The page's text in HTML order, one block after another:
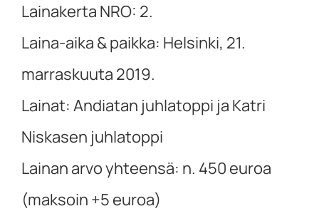
Lainakerta NRO: 2.
Laina-aika & paikka: Helsinki, 21.
marraskuuta 2019.
Lainat: Andiatan juhlatoppi ja Katri
Niskasen juhlatoppi
Lainan arvo yhteensä: n. 450 euroa
(maksoin +5 euroa)